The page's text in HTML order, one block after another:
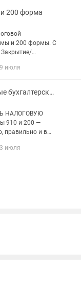
200 форма
и 200 формы. С
работ,
июля
Профессиональные бухгалтерские услуги для ИП, ТОО и КХ
НАЛОГОВУЮ
910 и 200 —
правильно и в
для ИП, ТОО и КХ
июля